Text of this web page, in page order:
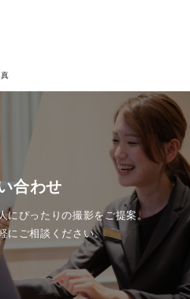
合わせ
にぴったりの撮影をご提案。
にご相談ください。